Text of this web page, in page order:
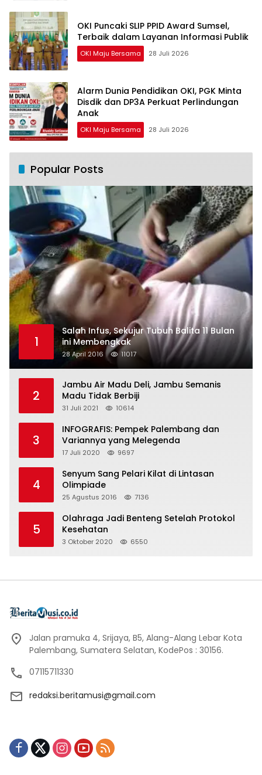
OKI Puncaki SLIP PPID Award Sumsel,
Terbaik dalam Layanan Informasi Publik
OKI Maju Bersama 28 Juli 2026
Alarm Dunia Pendidikan OKI, PGK Minta
Disdik dan DP3A Perkuat Perlindungan
Anak
OKI Maju Bersama 28 Juli 2026
Popular Posts
1
Salah Infus, Sekujur Tubuh Balita 11 Bulan
ini Membengkak
28 April 2016 11017
2
Jambu Air Madu Deli, Jambu Semanis
Madu Tidak Berbiji
31 Juli 2021 10614
3
INFOGRAFIS: Pempek Palembang dan
Variannya yang Melegenda
17 Juli 2020 9697
4
Senyum Sang Pelari Kilat di Lintasan
Olimpiade
25 Agustus 2016 7136
5
Olahraga Jadi Benteng Setelah Protokol
Kesehatan
3 Oktober 2020 6550
Jalan pramuka 4, Srijaya, B5, Alang-Alang Lebar Kota
Palembang, Sumatera Selatan, KodePos : 30156.
07115711330
redaksi.beritamusi@gmail.com